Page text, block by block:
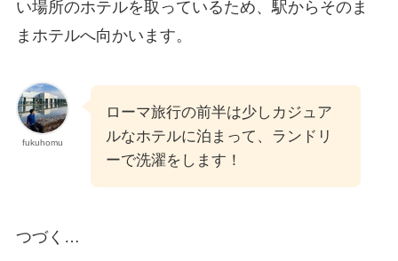
い場所のホテルを取っているため、駅からそのま
まホテルへ向かいます。
fukuhomu
ローマ旅行の前半は少しカジュア
ルなホテルに泊まって、ランドリ
ーで洗濯をします！
つづく…